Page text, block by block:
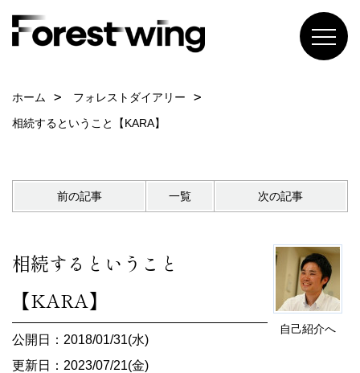
ホーム
フォレストダイアリー
相続するということ【KARA】
前の記事 一覧 次の記事
自己紹介へ
相続するということ
【KARA】
公開日：2018/01/31(水)
更新日：2023/07/21(金)